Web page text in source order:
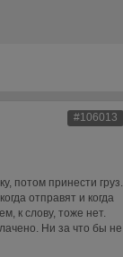
#106013
потом принести груз.
отправят и когда
к слову, тоже нет.
Ни за что бы не